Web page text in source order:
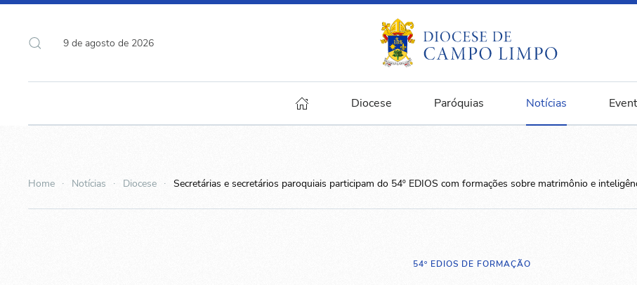
9 de agosto de 2026
Diocese Paróquias Notícias
Home Notícias Diocese Secretárias e secretários paroquiais participam do 54º EDIOS com formações sobre matrimônio e
54º EDIOS DE FORMAÇÃO